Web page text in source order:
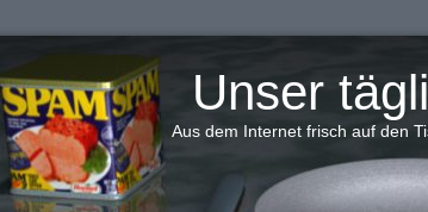
Unser
Aus dem Internet frisch auf den